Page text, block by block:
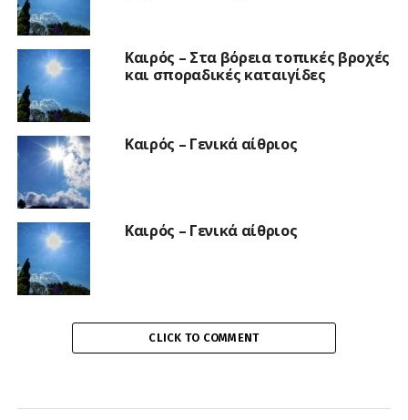
Καιρός – Στα βόρεια τοπικές βροχές
και σποραδικές καταιγίδες
Καιρός – Γενικά αίθριος
Καιρός – Γενικά αίθριος
CLICK TO COMMENT